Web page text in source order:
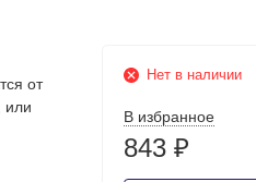
от
или
Нет в наличии
В избранное
843 ₽